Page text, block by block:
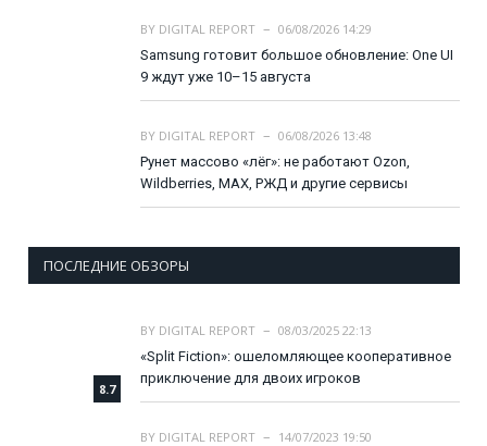
BY DIGITAL REPORT
06/08/2026 14:29
Samsung готовит большое обновление: One UI
9 ждут уже 10–15 августа
BY DIGITAL REPORT
06/08/2026 13:48
Рунет массово «лёг»: не работают Ozon,
Wildberries, MAX, РЖД и другие сервисы
ПОСЛЕДНИЕ ОБЗОРЫ
8.7
BY DIGITAL REPORT
08/03/2025 22:13
«Split Fiction»: ошеломляющее кооперативное
приключение для двоих игроков
BY DIGITAL REPORT
14/07/2023 19:50